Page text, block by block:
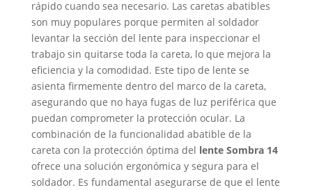
rápido cuando sea necesario. Las caretas abatibles
son muy populares porque permiten al soldador
levantar la sección del lente para inspeccionar el
trabajo sin quitarse toda la careta, lo que mejora la
eficiencia y la comodidad. Este tipo de lente se
asienta firmemente dentro del marco de la careta,
asegurando que no haya fugas de luz periférica que
puedan comprometer la protección ocular. La
combinación de la funcionalidad abatible de la
careta con la protección óptima del lente Sombra 14
ofrece una solución ergonómica y segura para el
soldador. Es fundamental asegurarse de que el lente